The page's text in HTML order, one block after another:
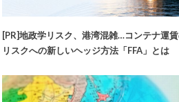
[PR]地政学リスク、港湾混雑…コンテナ運
リスクへの新しいヘッジ方法「FFA」とは